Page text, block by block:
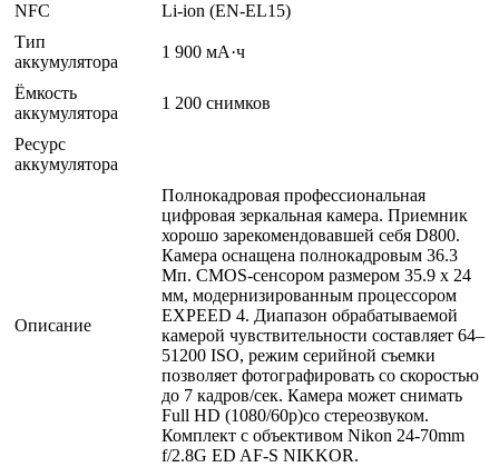
NFC
Li-ion (EN-EL15)
Тип
аккумулятора
1 900 мА·ч
Ёмкость
аккумулятора
1 200 снимков
Ресурс
аккумулятора
Описание
Полнокадровая профессиональная
цифровая зеркальная камера. Приемник
хорошо зарекомендовавшей себя D800.
Камера оснащена полнокадровым 36.3
Мп. CMOS-сенсором размером 35.9 x 24
мм, модернизированным процессором
EXPEED 4. Диапазон обрабатываемой
камерой чувствительности составляет 64–
51200 ISO, режим серийной съемки
позволяет фотографировать со скоростью
до 7 кадров/сек. Камера может снимать
Full HD (1080/60p)со стереозвуком.
Комплект с объективом Nikon 24-70mm
f/2.8G ED AF-S NIKKOR.